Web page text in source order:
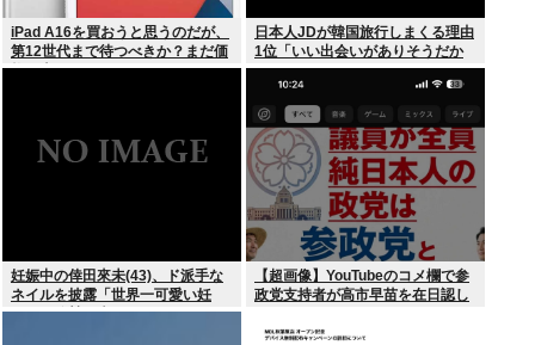
iPad A16を買おうと思うのだが、
第12世代まで待つべきか？まだ価
格が上がっていくようなら、いま
日本人JDが韓国旅行しまくる理由
1位「いい出会いがありそうだか
ら」
妊娠中の倖田來未(43)、ド派手な
ネイルを披露「世界一可愛い妊
婦」と称賛の声
【超画像】YouTubeのコメ欄で参
政党支持者が高市早苗を在日認し